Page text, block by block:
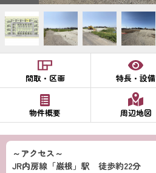
間取・区画 特長・設備
物件概要 周辺地図
～アクセス～
JR内房線「巌根」駅 徒歩約22分